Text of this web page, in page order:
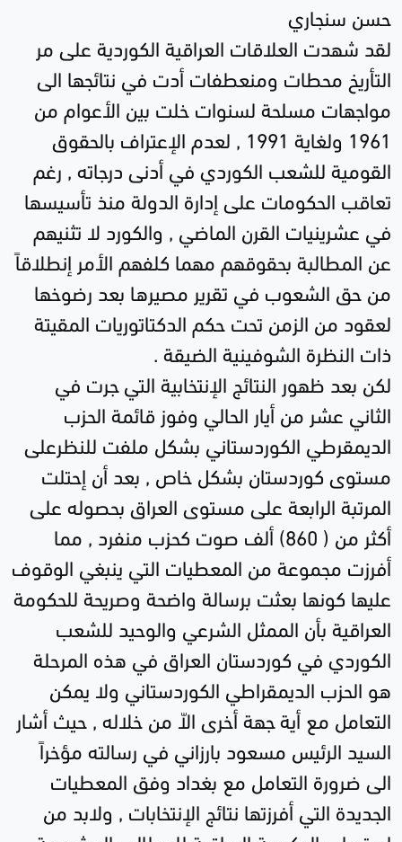
حسن سنجاري
لقد شهدت العلاقات العراقية الكوردية على مر
التأريخ محطات ومنعطفات أدت في نتائجها الى
مواجهات مسلحة لسنوات خلت بين الأعوام من
1961 ولغاية 1991 , لعدم الإعتراف بالحقوق
القومية للشعب الكوردي في أدنى درجاته , رغم
تعاقب الحكومات على إدارة الدولة منذ تأسيسها
في عشرينيات القرن الماضي , والكورد لا تثنيهم
عن المطالبة بحقوقهم مهما كلفهم الأمر إنطلاقاً
من حق الشعوب في تقرير مصيرها بعد رضوخها
لعقود من الزمن تحت حكم الدكتاتوريات المقيتة
ذات النظرة الشوفينية الضيقة .
لكن بعد ظهور النتائج الإنتخابية التي جرت في
الثاني عشر من أيار الحالي وفوز قائمة الحزب
الديمقرطي الكوردستاني بشكل ملفت للنظرعلى
مستوى كوردستان بشكل خاص , بعد أن إحتلت
المرتبة الرابعة على مستوى العراق بحصوله على
أكثر من ( 860) ألف صوت كحزب منفرد , مما
أفرزت مجموعة من المعطيات التي ينبغي الوقوف
عليها كونها بعثت برسالة واضحة وصريحة للحكومة
العراقية بأن الممثل الشرعي والوحيد للشعب
الكوردي في كوردستان العراق في هذه المرحلة
هو الحزب الديمقراطي الكوردستاني ولا يمكن
التعامل مع أية جهة أخرى الاّ من خلاله , حيث أشار
السيد الرئيس مسعود بارزاني في رسالته مؤخراً
الى ضرورة التعامل مع بغداد وفق المعطيات
الجديدة التي أفرزتها نتائج الإنتخابات , ولابد من